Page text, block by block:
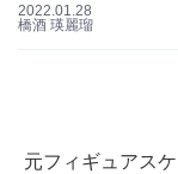
2022.01.28
橋酒 瑛麗瑠
元フィギュアス